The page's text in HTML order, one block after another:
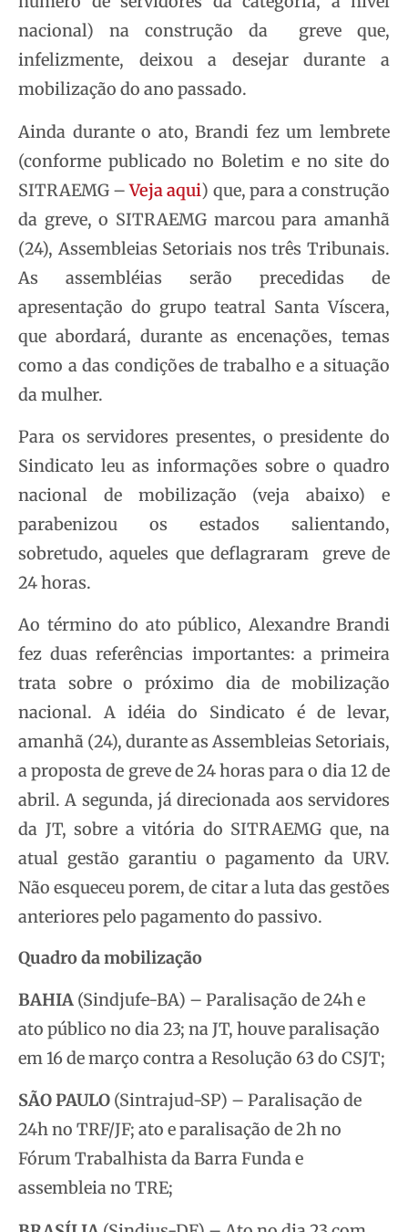
nacional) na construção da greve que,
infelizmente, deixou a desejar durante a
mobilização do ano passado.
Ainda durante o ato, Brandi fez um lembrete
(conforme publicado no Boletim e no site do
SITRAEMG –Veja aqui) que, para a construção
da greve, o SITRAEMG marcou para amanhã
(24), Assembleias Setoriais nos três Tribunais.
As assembléias serão precedidas de
apresentação do grupo teatral Santa Víscera,
que abordará, durante as encenações, temas
como a das condições de trabalho e a situação
da mulher.
Para os servidores presentes, o presidente do
Sindicato leu as informações sobre o quadro
nacional de mobilização (veja abaixo) e
parabenizou os estados salientando,
sobretudo, aqueles que deflagraram greve de
24 horas.
Ao término do ato público, Alexandre Brandi
fez duas referências importantes: a primeira
trata sobre o próximo dia de mobilização
nacional. A idéia do Sindicato é de levar,
amanhã (24), durante as Assembleias Setoriais,
a proposta de greve de 24 horas para o dia 12 de
abril. A segunda, já direcionada aos servidores
da JT, sobre a vitória do SITRAEMG que, na
atual gestão garantiu o pagamento da URV.
Não esqueceu porem, de citar a luta das gestões
anteriores pelo pagamento do passivo.
Quadro da mobilização
BAHIA (Sindjufe-BA) – Paralisação de 24h e
ato público no dia 23; na JT, houve paralisação
em 16 de março contra a Resolução 63 do CSJT;
SÃO PAULO (Sintrajud-SP) – Paralisação de
24h no TRF/JF; ato e paralisação de 2h no
Fórum Trabalhista da Barra Funda e
assembleia no TRE;